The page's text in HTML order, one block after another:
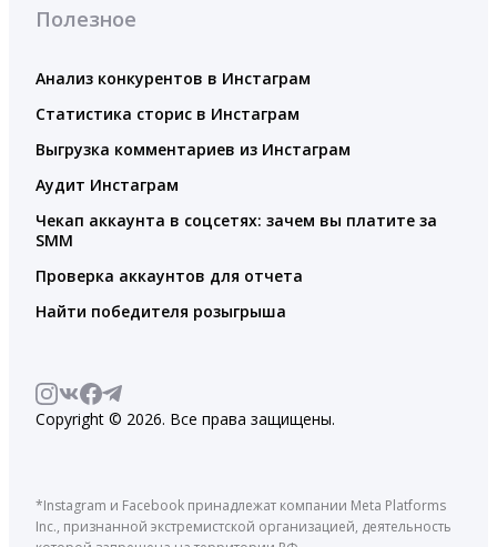
Полезное
Анализ конкурентов в Инстаграм
Статистика сторис в Инстаграм
Выгрузка комментариев из Инстаграм
Аудит Инстаграм
Чекап аккаунта в соцсетях: зачем вы платите за
SMM
Проверка аккаунтов для отчета
Найти победителя розыгрыша
Copyright © 2026. Все права защищены.
*Instagram и Facebook принадлежат компании Meta Platforms
Inc., признанной экстремистской организацией, деятельность